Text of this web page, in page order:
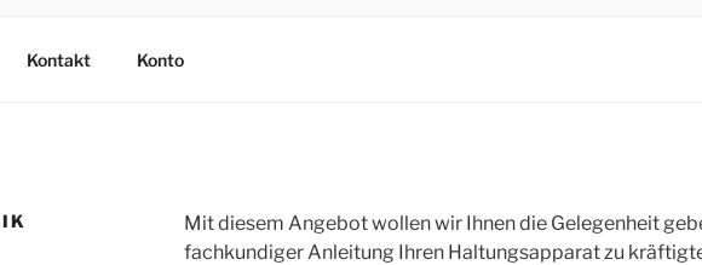
Kontakt Konto
Mit diesem Angebot wollen wir Ihnen die Gelegenheit
fachkundiger Anleitung Ihren Haltungsapparat zu